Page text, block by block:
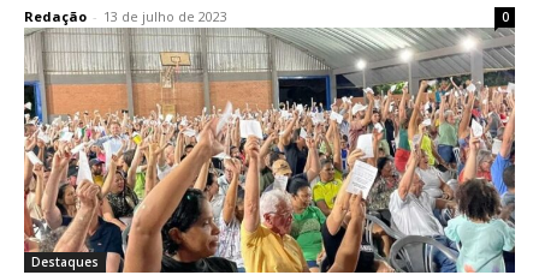
Redação - 13 de julho de 2023 0
Destaques